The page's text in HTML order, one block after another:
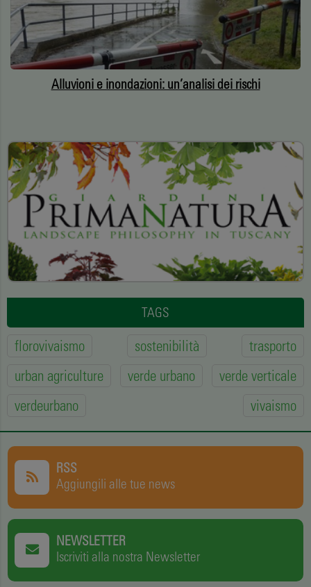
Alluvioni e inondazioni: un’analisi dei rischi
TAGS
florovivaismo sostenibilità
trasporto
urban agriculture
verde urbano
verde verticale
verdeurbano
vivaismo
RSS
Aggiungili alle tue news
NEWSLETTER
Iscriviti alla nostra Newsletter